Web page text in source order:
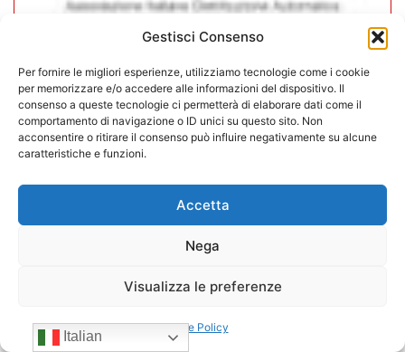
Gestisci Consenso
Per fornire le migliori esperienze, utilizziamo tecnologie come i cookie
per memorizzare e/o accedere alle informazioni del dispositivo. Il
consenso a queste tecnologie ci permetterà di elaborare dati come il
comportamento di navigazione o ID unici su questo sito. Non
acconsentire o ritirare il consenso può influire negativamente su alcune
caratteristiche e funzioni.
Accetta
Nega
Visualizza le preferenze
Cookie Policy
CONFIDA Servizi srl presenta il
nuovo Consiglio di Amministrazione
17/07/2026
Italian